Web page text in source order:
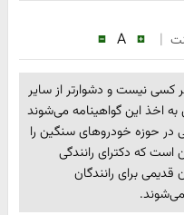
|
A
کسی نیست و دشوارتر از سایر
اخذ این گواهینامه می‌شوند
در حوزه خودروهای سنگین را
پایه 1 مثل این است که دکترای رانندگی
برای رانندگان